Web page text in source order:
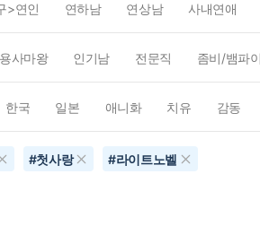
>연인 연하남 연상남 사내연애
용사마왕 인기남 전문직 좀비/뱀파
한국 일본 애니화 치유 감동
#첫사랑 #라이트노벨